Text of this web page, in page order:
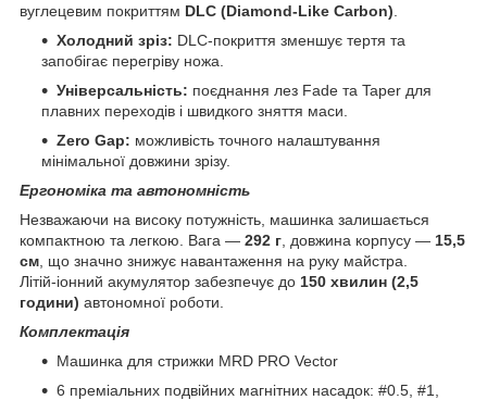
вуглецевим покриттям DLC (Diamond-Like Carbon)
Холодний зріз: DLC-покриття зменшує тертя та
запобігає перегріву ножа.
Універсальність: поєднання лез Fade та Taper для
плавних переходів і швидкого зняття маси.
Zero Gap: можливість точного налаштування
мінімальної довжини зрізу.
Ергономіка та автономність
Незважаючи на високу потужність, машинка залишається
компактною та легкою. Вага — 292 г , довжина корпусу — 15,5
см , що значно знижує навантаження на руку майстра.
Літій-іонний акумулятор забезпечує до 150 хвилин (2,5
години) автономної роботи.
Комплектація
Машинка для стрижки MRD PRO Vector
6 преміальних подвійних магнітних насадок: #0.5, #1,